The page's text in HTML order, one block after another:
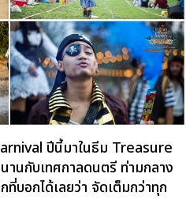
ปีนี้มาในธีม Treasure
นกับเทศกาลดนตรี ท่ามกลาง
ที่บอกได้เลยว่า จัดเต็มกว่าทุก